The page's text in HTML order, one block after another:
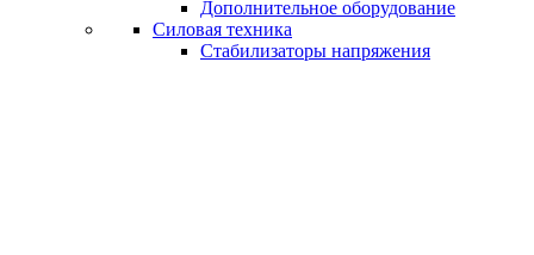
Дополнительное оборудование
Силовая техника
Стабилизаторы напряжения